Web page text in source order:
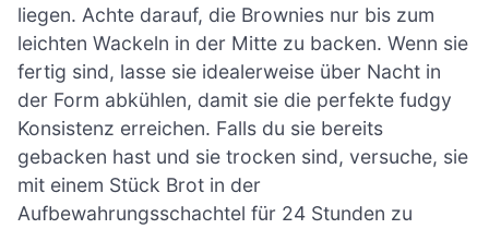
liegen. Achte darauf, die Brownies nur bis zum
leichten Wackeln in der Mitte zu backen. Wenn sie
fertig sind, lasse sie idealerweise über Nacht in
der Form abkühlen, damit sie die perfekte fudgy
Konsistenz erreichen. Falls du sie bereits
gebacken hast und sie trocken sind, versuche, sie
mit einem Stück Brot in der
Aufbewahrungsschachtel für 24 Stunden zu